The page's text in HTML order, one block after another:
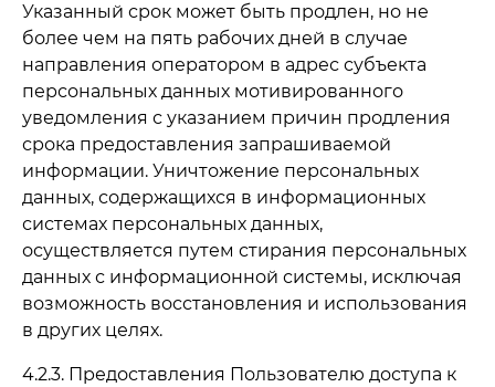
Указанный срок может быть продлен, но не
более чем на пять рабочих дней в случае
направления оператором в адрес субъекта
персональных данных мотивированного
уведомления с указанием причин продления
срока предоставления запрашиваемой
информации. Уничтожение персональных
данных, содержащихся в информационных
системах персональных данных,
осуществляется путем стирания персональных
данных с информационной системы, исключая
возможность восстановления и использования
в других целях.
4.2.3. Предоставления Пользователю доступа к